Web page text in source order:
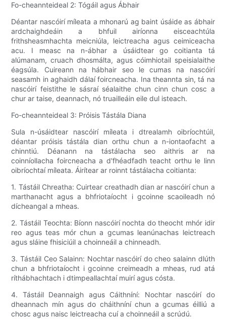
Fo-cheannteideal 2: Tógáil agus Ábhair
Déantar nascóirí míleata a mhonarú ag baint úsáide as ábhair
ardchaighdeáin a bhfuil airíonna eisceachtúla
frithsheasmhachta meicniúla, leictreacha agus ceimiceacha
acu. I measc na n-ábhar a úsáidtear go coitianta tá
alúmanam, cruach dhosmálta, agus cóimhiotail speisialaithe
éagsúla. Cuireann na hábhair seo le cumas na nascóirí
seasamh in aghaidh dálaí foircneacha. Ina theannta sin, tá na
nascóirí feistithe le sásraí séalaithe chun cinn chun cosc ​​a
chur ar taise, deannach, nó truailleáin eile dul isteach.
Fo-cheannteideal 3: Próisis Tástála Diana
Sula n-úsáidtear nascóirí míleata i dtrealamh oibríochtúil,
déantar próisis tástála dian orthu chun a n-iontaofacht a
chinntiú. Déanann na tástálacha seo aithris ar na
coinníollacha foircneacha a d'fhéadfadh teacht orthu le linn
oibríochtaí míleata. Áirítear ar roinnt tástálacha coitianta:
1. Tástáil Chreatha: Cuirtear creathadh dian ar nascóirí chun a
marthanacht agus a bhfriotaíocht i gcoinne scaoileadh nó
dícheangal a mheas.
2. Tástáil Teochta: Bíonn nascóirí nochta do theocht mhór idir
reo agus teas mór chun a gcumas leanúnachas leictreach
agus sláine fhisiciúil a choinneáil a chinneadh.
3. Tástáil Ceo Salainn: Nochtar nascóirí do cheo salainn dlúth
chun a bhfriotaíocht i gcoinne creimeadh a mheas, rud atá
ríthábhachtach i dtimpeallachtaí muirí agus cósta.
4. Tástáil Deannaigh agus Cáithníní: Nochtar nascóirí do
dheannach mín agus do cháithníní chun a gcumas éilliú a
chosc agus naisc leictreacha cuí a choinneáil a scrúdú.